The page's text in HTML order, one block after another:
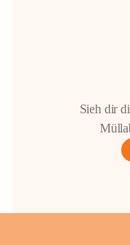
Sieh dir